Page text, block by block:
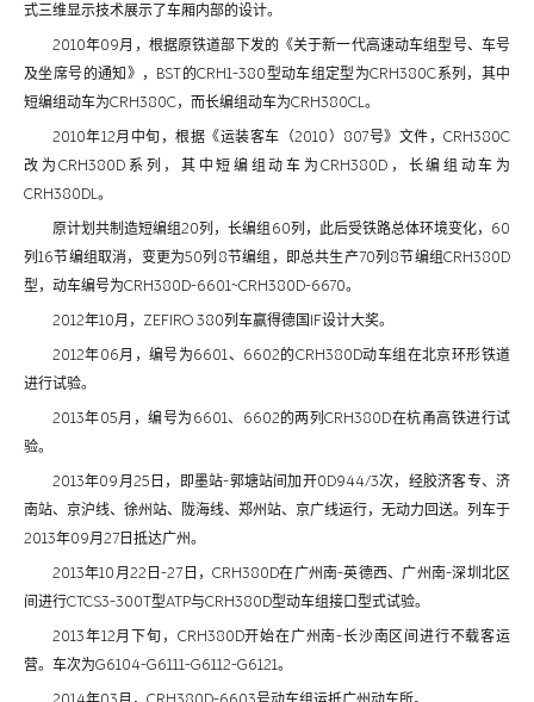
式三维显示技术展示了车厢内部的设计。
2010年09月，根据原铁道部下发的《关于新一代高速动车组型号、车号
及坐席号的通知》，BST的CRH1-380型动车组定型为CRH380C系列，其中
短编组动车为CRH380C，而长编组动车为CRH380CL。
2010年12月中旬，根据《运装客车（2010）807号》文件，CRH380C
改为CRH380D系列，其中短编组动车为CRH380D，长编组动车为
CRH380DL。
原计划共制造短编组20列，长编组60列，此后受铁路总体环境变化，60
列16节编组取消，变更为50列8节编组，即总共生产70列8节编组CRH380D
型，动车编号为CRH380D-6601~CRH380D-6670。
2012年10月，ZEFIRO 380列车赢得德国IF设计大奖。
2012年06月，编号为6601、6602的CRH380D动车组在北京环形铁道
进行试验。
2013年05月，编号为6601、6602的两列CRH380D在杭甬高铁进行试
验。
2013年09月25日，即墨站-郭塘站间加开0D944/3次，经胶济客专、济
南站、京沪线、徐州站、陇海线、郑州站、京广线运行，无动力回送。列车于
2013年09月27日抵达广州。
2013年10月22日-27日，CRH380D在广州南-英德西、广州南-深圳北区
间进行CTCS3-300T型ATP与CRH380D型动车组接口型式试验。
2013年12月下旬，CRH380D开始在广州南-长沙南区间进行不载客运
营。车次为G6104-G6111-G6112-G6121。